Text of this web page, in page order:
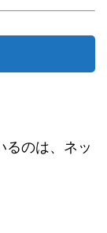
るのは、ネッ